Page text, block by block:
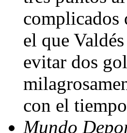
complicados
el que
evitar dos
con el
Mundo